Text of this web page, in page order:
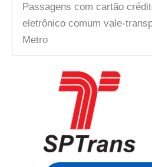
Passagens com cartão
eletrônico comum vale-
Metro